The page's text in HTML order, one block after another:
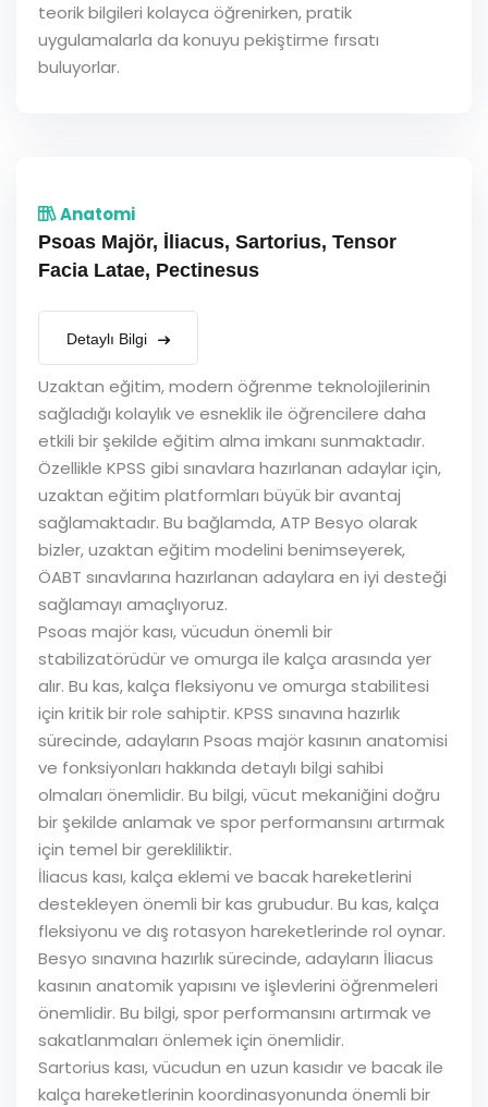
teorik bilgileri kolayca öğrenirken, pratik
uygulamalarla da konuyu pekiştirme fırsatı
buluyorlar.
Anatomi
Psoas Majör, İliacus, Sartorius, Tensor
Facia Latae, Pectinesus
Detaylı Bilgi
Uzaktan eğitim, modern öğrenme teknolojilerinin
sağladığı kolaylık ve esneklik ile öğrencilere daha
etkili bir şekilde eğitim alma imkanı sunmaktadır.
Özellikle KPSS gibi sınavlara hazırlanan adaylar için,
uzaktan eğitim platformları büyük bir avantaj
sağlamaktadır. Bu bağlamda, ATP Besyo olarak
bizler, uzaktan eğitim modelini benimseyerek,
ÖABT sınavlarına hazırlanan adaylara en iyi desteği
sağlamayı amaçlıyoruz.
Psoas majör kası, vücudun önemli bir
stabilizatörüdür ve omurga ile kalça arasında yer
alır. Bu kas, kalça fleksiyonu ve omurga stabilitesi
için kritik bir role sahiptir. KPSS sınavına hazırlık
sürecinde, adayların Psoas majör kasının anatomisi
ve fonksiyonları hakkında detaylı bilgi sahibi
olmaları önemlidir. Bu bilgi, vücut mekaniğini doğru
bir şekilde anlamak ve spor performansını artırmak
için temel bir gerekliliktir.
İliacus kası, kalça eklemi ve bacak hareketlerini
destekleyen önemli bir kas grubudur. Bu kas, kalça
fleksiyonu ve dış rotasyon hareketlerinde rol oynar.
Besyo sınavına hazırlık sürecinde, adayların İliacus
kasının anatomik yapısını ve işlevlerini öğrenmeleri
önemlidir. Bu bilgi, spor performansını artırmak ve
sakatlanmaları önlemek için önemlidir.
Sartorius kası, vücudun en uzun kasıdır ve bacak ile
kalça hareketlerinin koordinasyonunda önemli bir